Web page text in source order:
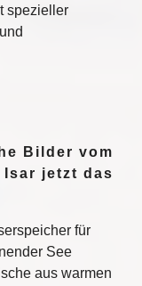
spezieller
Bilder vom
Isar jetzt das
für
See
aus warmen